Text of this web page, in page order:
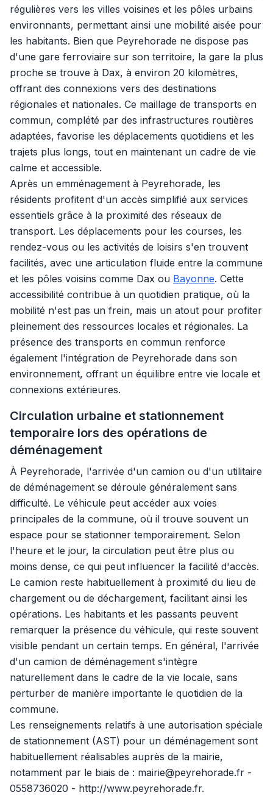
régulières vers les villes voisines et les pôles urbains
environnants, permettant ainsi une mobilité aisée pour
les habitants. Bien que Peyrehorade ne dispose pas
d'une gare ferroviaire sur son territoire, la gare la plus
proche se trouve à Dax, à environ 20 kilomètres,
offrant des connexions vers des destinations
régionales et nationales. Ce maillage de transports en
commun, complété par des infrastructures routières
adaptées, favorise les déplacements quotidiens et les
trajets plus longs, tout en maintenant un cadre de vie
calme et accessible.
Après un emménagement à Peyrehorade, les
résidents profitent d'un accès simplifié aux services
essentiels grâce à la proximité des réseaux de
transport. Les déplacements pour les courses, les
rendez-vous ou les activités de loisirs s'en trouvent
facilités, avec une articulation fluide entre la commune
et les pôles voisins comme Dax ou Bayonne. Cette
accessibilité contribue à un quotidien pratique, où la
mobilité n'est pas un frein, mais un atout pour profiter
pleinement des ressources locales et régionales. La
présence des transports en commun renforce
également l'intégration de Peyrehorade dans son
environnement, offrant un équilibre entre vie locale et
connexions extérieures.
Circulation urbaine et stationnement
temporaire lors des opérations de
déménagement
À Peyrehorade, l'arrivée d'un camion ou d'un utilitaire
de déménagement se déroule généralement sans
difficulté. Le véhicule peut accéder aux voies
principales de la commune, où il trouve souvent un
espace pour se stationner temporairement. Selon
l'heure et le jour, la circulation peut être plus ou
moins dense, ce qui peut influencer la facilité d'accès.
Le camion reste habituellement à proximité du lieu de
chargement ou de déchargement, facilitant ainsi les
opérations. Les habitants et les passants peuvent
remarquer la présence du véhicule, qui reste souvent
visible pendant un certain temps. En général, l'arrivée
d'un camion de déménagement s'intègre
naturellement dans le cadre de la vie locale, sans
perturber de manière importante le quotidien de la
commune.
Les renseignements relatifs à une autorisation spéciale
de stationnement (AST) pour un déménagement sont
habituellement réalisables auprès de la mairie,
notamment par le biais de : mairie@peyrehorade.fr -
0558736020 - http://www.peyrehorade.fr.